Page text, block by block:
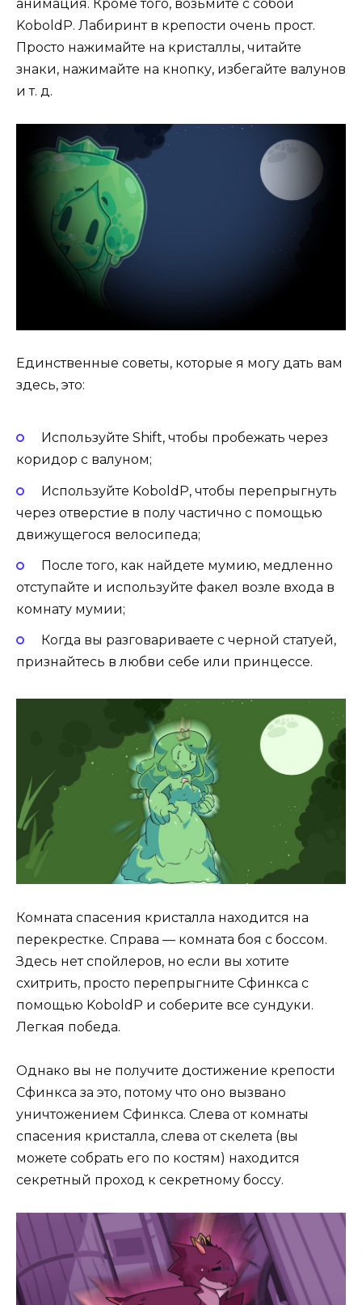
анимация. Кроме того, возьмите с собой
KoboldP. Лабиринт в крепости очень прост.
Просто нажимайте на кристаллы, читайте
знаки, нажимайте на кнопку, избегайте валунов
и т. д.
Единственные советы, которые я могу дать вам
здесь, это:
Используйте Shift, чтобы пробежать через
коридор с валуном;
Используйте KoboldP, чтобы перепрыгнуть
через отверстие в полу частично с помощью
движущегося велосипеда;
После того, как найдете мумию, медленно
отступайте и используйте факел возле входа в
комнату мумии;
Когда вы разговариваете с черной статуей,
признайтесь в любви себе или принцессе.
Комната спасения кристалла находится на
перекрестке. Справа — комната боя с боссом.
Здесь нет спойлеров, но если вы хотите
схитрить, просто перепрыгните Сфинкса с
помощью KoboldP и соберите все сундуки.
Легкая победа.
Однако вы не получите достижение крепости
Сфинкса за это, потому что оно вызвано
уничтожением Сфинкса. Слева от комнаты
спасения кристалла, слева от скелета (вы
можете собрать его по костям) находится
секретный проход к секретному боссу.